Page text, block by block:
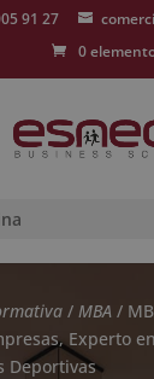
91 27
0
/ MBA /
Experto
Deportivas